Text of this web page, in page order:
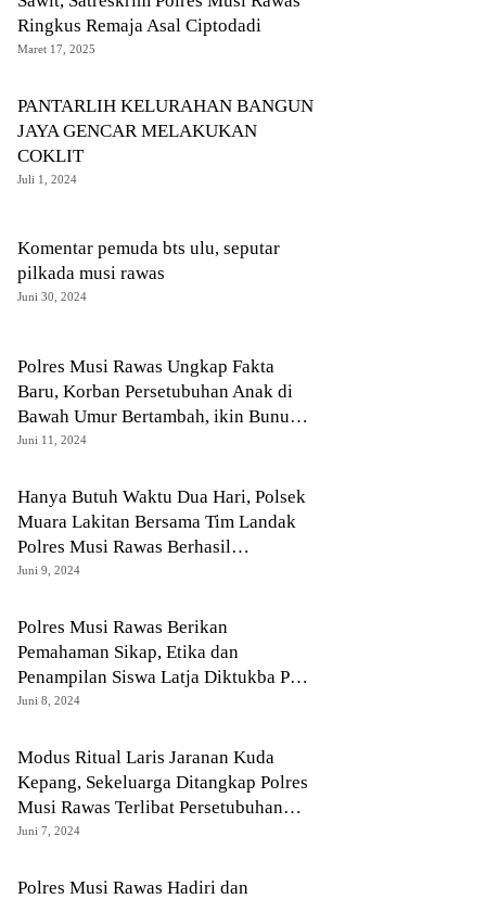
Ringkus Remaja Asal Ciptodadi
Maret 17, 2025
PANTARLIH KELURAHAN BANGUN
JAYA GENCAR MELAKUKAN
COKLIT
Juli 1, 2024
Komentar pemuda bts ulu, seputar
pilkada musi rawas
Juni 30, 2024
Polres Musi Rawas Ungkap Fakta
Baru, Korban Persetubuhan Anak di
Bawah Umur Bertambah, ikin Bunuh
Tetangga Dipicu Hutang Rp 350.000
Juni 11, 2024
Hanya Butuh Waktu Dua Hari, Polsek
Muara Lakitan Bersama Tim Landak
Polres Musi Rawas Berhasil
Menangkap Pelaku Pembunuhan
Juni 9, 2024
Polres Musi Rawas Berikan
Pemahaman Sikap, Etika dan
Penampilan Siswa Latja Diktukba Polri
Gel I 2024 SPN Polda Sumsel
Juni 8, 2024
Modus Ritual Laris Jaranan Kuda
Kepang, Sekeluarga Ditangkap Polres
Musi Rawas Terlibat Persetubuhan
Anak Di Bawah Umur
Juni 7, 2024
Polres Musi Rawas Hadiri dan